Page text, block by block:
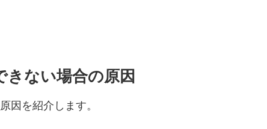
ない場合の原因
因を紹介します。